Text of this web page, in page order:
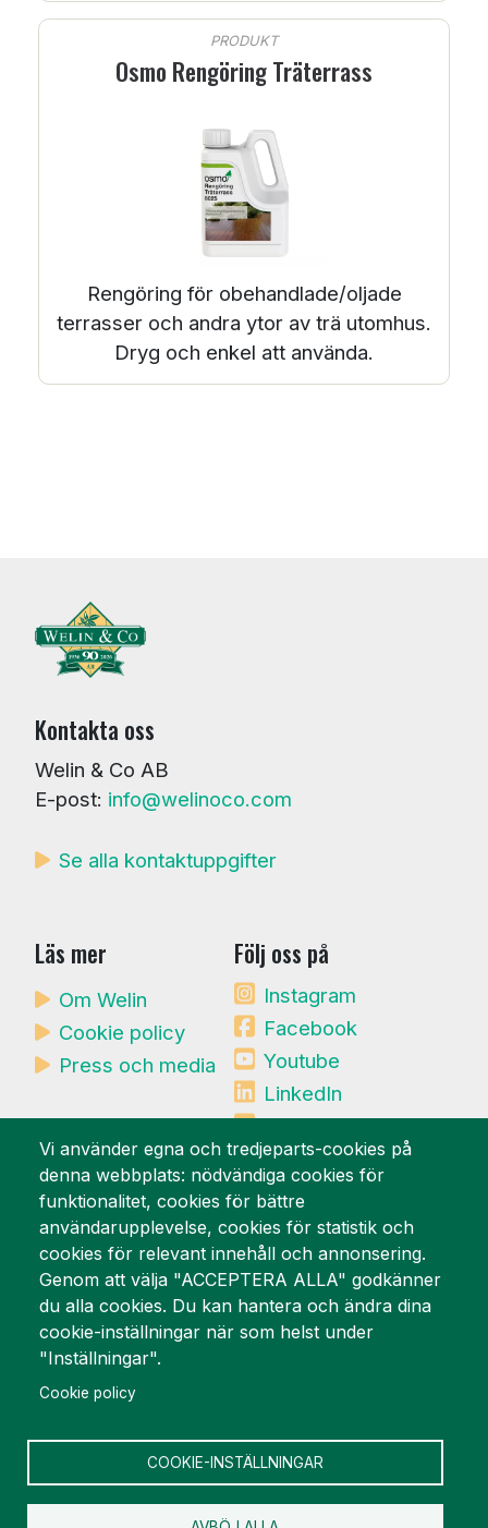
PRODUKT
Osmo Rengöring Träterrass
Rengöring för obehandlade/oljade
terrasser och andra ytor av trä utomhus.
Dryg och enkel att använda.
Kontakta oss
Welin & Co AB
E-post: info@welinoco.com
Se alla kontaktuppgifter
Läs mer
Om Welin
Cookie policy
Press och media
Följ oss på
Instagram
Facebook
Youtube
LinkedIn
Mynewsdesk
Vi är stolta över
Vi använder egna och tredjeparts-cookies på
denna webbplats: nödvändiga cookies för
funktionalitet, cookies för bättre
användarupplevelse, cookies för statistik och
cookies för relevant innehåll och annonsering.
Genom att välja "ACCEPTERA ALLA" godkänner
du alla cookies. Du kan hantera och ändra dina
cookie-inställningar när som helst under
"Inställningar".
Cookie policy
COOKIE-INSTÄLLNINGAR